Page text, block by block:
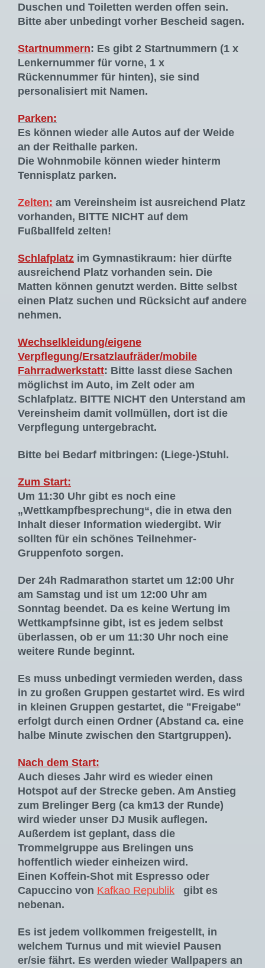
Duschen und Toiletten werden offen sein.
Bitte aber unbedingt vorher Bescheid sagen.
Startnummern: Es gibt 2 Startnummern (1 x
Lenkernummer für vorne, 1 x
Rückennummer für hinten), sie sind
personalisiert mit Namen.
Parken:
Es können wieder alle Autos auf der Weide
an der Reithalle parken.
Die Wohnmobile können wieder hinterm
Tennisplatz parken.
Zelten: am Vereinsheim ist ausreichend Platz
vorhanden, BITTE NICHT auf dem
Fußballfeld zelten!
Schlafplatz im Gymnastikraum: hier dürfte
ausreichend Platz vorhanden sein. Die
Matten können genutzt werden. Bitte selbst
einen Platz suchen und Rücksicht auf andere
nehmen.
Wechselkleidung/eigene
Verpflegung/Ersatzlaufräder/mobile
Fahrradwerkstatt: Bitte lasst diese Sachen
möglichst im Auto, im Zelt oder am
Schlafplatz. BITTE NICHT den Unterstand am
Vereinsheim damit vollmüllen, dort ist die
Verpflegung untergebracht.
Bitte bei Bedarf mitbringen: (Liege-)Stuhl.
Zum Start:
Um 11:30 Uhr gibt es noch eine
„Wettkampfbesprechung“, die in etwa den
Inhalt dieser Information wiedergibt. Wir
sollten für ein schönes Teilnehmer-
Gruppenfoto sorgen.
Der 24h Radmarathon startet um 12:00 Uhr
am Samstag und ist um 12:00 Uhr am
Sonntag beendet. Da es keine Wertung im
Wettkampfsinne gibt, ist es jedem selbst
überlassen, ob er um 11:30 Uhr noch eine
weitere Runde beginnt.
Es muss unbedingt vermieden werden, dass
in zu großen Gruppen gestartet wird. Es wird
in kleinen Gruppen gestartet, die "Freigabe"
erfolgt durch einen Ordner (Abstand ca. eine
halbe Minute zwischen den Startgruppen).
Nach dem Start:
Auch dieses Jahr wird es wieder einen
Hotspot auf der Strecke geben. Am Anstieg
zum Brelinger Berg (ca km13 der Runde)
wird wieder unser DJ Musik auflegen.
Außerdem ist geplant, dass die
Trommelgruppe aus Brelingen uns
hoffentlich wieder einheizen wird.
Einen Koffein-Shot mit Espresso oder
Capuccino von Kafkao Republik
gibt es
nebenan.
Es ist jedem vollkommen freigestellt, in
welchem Turnus und mit wieviel Pausen
er/sie fährt. Es werden wieder Wallpapers an